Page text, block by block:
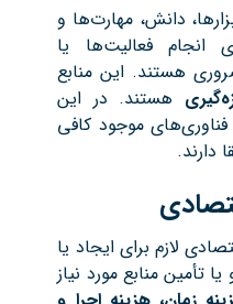
دانش، مهارت‌ها و
انجام فعالیت‌ها یا
هستند. این منابع
هستند. در این
موجود کافی
دارند.
لازم برای ایجاد یا
تأمین منابع مورد نیاز